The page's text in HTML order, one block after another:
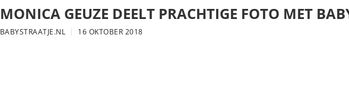
MONICA GEUZE DEELT PRACHTIGE FOTO MET
BABYSTRAATJE.NL 16 OKTOBER 2018